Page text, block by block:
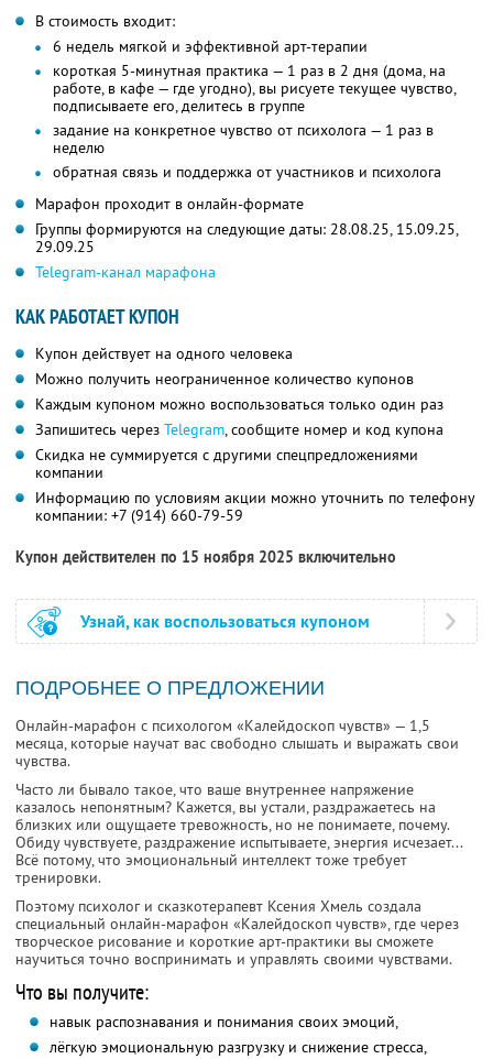
В стоимость входит:
6 недель мягкой и эффективной арт-терапии
короткая 5-минутная практика — 1 раз в 2 дня (дома, на
работе, в кафе — где угодно), вы рисуете текущее чувство,
подписываете его, делитесь в группе
задание на конкретное чувство от психолога — 1 раз в
неделю
обратная связь и поддержка от участников и психолога
Марафон проходит в онлайн-формате
Группы формируются на следующие даты: 28.08.25, 15.09.25,
29.09.25
Telegram-канал марафона
КАК РАБОТАЕТ КУПОН
Купон действует на одного человека
Можно получить неограниченное количество купонов
Каждым купоном можно воспользоваться только один раз
Запишитесь через Telegram, сообщите номер и код купона
Скидка не суммируется с другими спецпредложениями
компании
Информацию по условиям акции можно уточнить по телефону
компании: +7 (914) 660-79-59
Купон действителен по 15 ноября 2025 включительно
Узнай, как воспользоваться купоном
ПОДРОБНЕЕ О ПРЕДЛОЖЕНИИ
Онлайн-марафон с психологом «Калейдоскоп чувств» — 1,5
месяца, которые научат вас свободно слышать и выражать свои
чувства.
Часто ли бывало такое, что ваше внутреннее напряжение
казалось непонятным? Кажется, вы устали, раздражаетесь на
близких или ощущаете тревожность, но не понимаете, почему.
Обиду чувствуете, раздражение испытываете, энергия исчезает...
Всё потому, что эмоциональный интеллект тоже требует
тренировки.
Поэтому психолог и сказкотерапевт Ксения Хмель создала
специальный онлайн-марафон «Калейдоскоп чувств», где через
творческое рисование и короткие арт-практики вы сможете
научиться точно воспринимать и управлять своими чувствами.
Что вы получите:
навык распознавания и понимания своих эмоций,
лёгкую эмоциональную разгрузку и снижение стресса,